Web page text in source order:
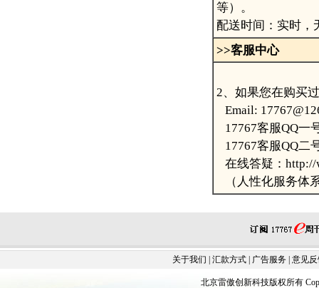
等）。
配送时间：实时，
>>客服中心
2、如果您在购买
Email:
17767客服QQ一
17767客服QQ二
在线答疑：http://
（人性化服务体
关于我们 汇款方式 广告服务 意见
北京雷傲创新科技版权所有